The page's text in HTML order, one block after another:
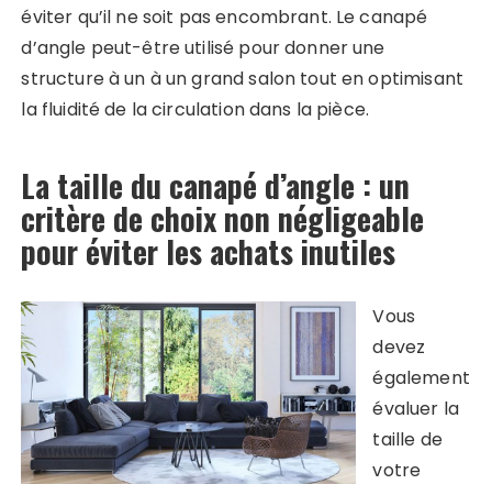
éviter qu’il ne soit pas encombrant. Le canapé
d’angle peut-être utilisé pour donner une
structure à un à un grand salon tout en optimisant
la fluidité de la circulation dans la pièce.
La taille du canapé d’angle : un
critère de choix non négligeable
pour éviter les achats inutiles
Vous
devez
également
évaluer la
taille de
votre